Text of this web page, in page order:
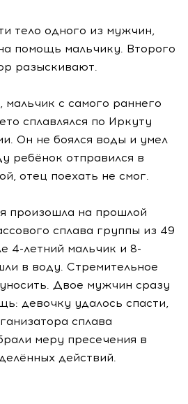
тело одного из мужчин,
помощь мальчику. Второго
разыскивают.
мальчик с самого раннего
сплавлялся по Иркуту
Он не боялся воды и умел
ребёнок отправился в
отец поехать не смог.
произошла на прошлой
сплава группы из 49
4-летний мальчик и 8-
в воду. Стремительное
Двое мужчин сразу
девочку удалось спасти,
сплава
меру пресечения в
действий.